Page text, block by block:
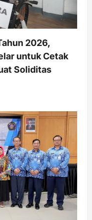
2026,
untuk Cetak
Soliditas